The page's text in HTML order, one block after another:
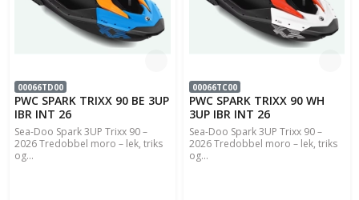
00066TD00
PWC SPARK TRIXX 90 BE 3UP
IBR INT 26
Sea-Doo Spark 3UP Trixx 90 –
2026 Tredobbel moro – lek, triks
og...
00066TC00
PWC SPARK TRIXX 90 WH
3UP IBR INT 26
Sea-Doo Spark 3UP Trixx 90 –
2026 Tredobbel moro – lek, triks
og...